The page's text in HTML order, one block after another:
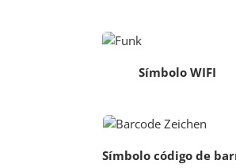
Símbolo WIFI
Símbolo código de